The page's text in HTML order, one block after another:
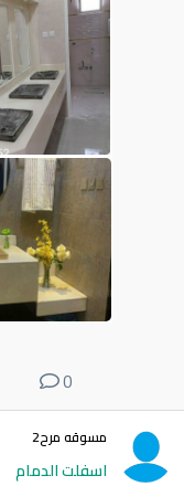
0
مسوقه مرح2
اسفلت الدمام